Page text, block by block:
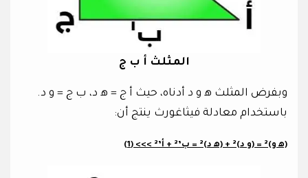
المثلث أ ب ج
وبفرض المثلث ه‍ و د أدناه، حيث أ ج = ه‍ د، ب ج = و د.
باستخدام معادلة فيثاغورث ينتج أن:
(ه‍ و)² = (و د)² + (ه‍ د)² = ب’² + أ’² >>> (1)